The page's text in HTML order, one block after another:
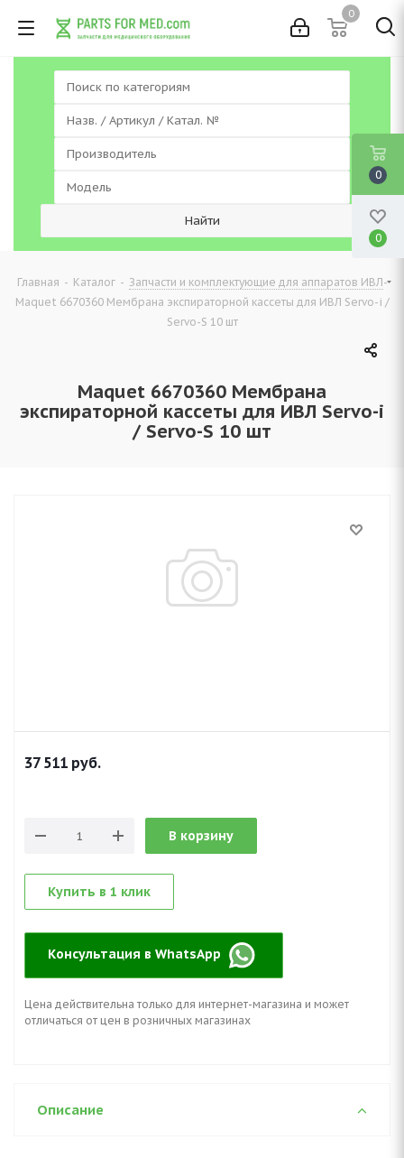
0
Главная - Каталог - Запчасти и комплектующие для аппаратов ИВЛ-
Maquet 6670360 Мембрана экспираторной кассеты для ИВЛ Servo-i /
Servo-S 10 шт
Maquet 6670360 Мембрана
экспираторной кассеты для ИВЛ Servo-i
/ Servo-S 10 шт
37 511 руб.
В корзину
Купить в 1 клик
Консультация в WhatsApp
Цена действительна только для интернет-магазина и может
отличаться от цен в розничных магазинах
Описание
0
0